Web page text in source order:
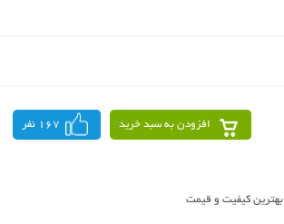
افزودن به سبد خرید 167 نفر
بهترین کیفیت و قیمت